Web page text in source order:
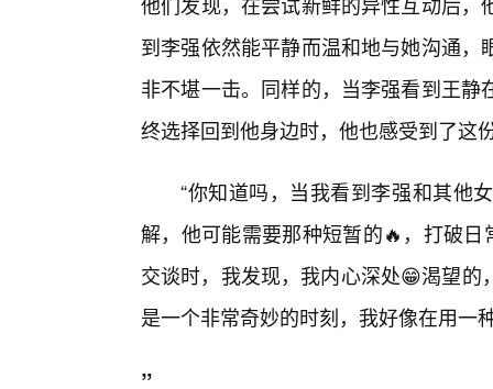
到李强依然能平静而温和地与她沟通
非不堪一击。同样的，当李强看到王
终选择回到他身边时，他也感受到了这
“你知道吗，当我看到李强和其他
解，他可能需要那种短暂的🔥，打破
交谈时，我发现，我内心深处😁渴望
是一个非常奇妙的时刻，我好像在用一
”